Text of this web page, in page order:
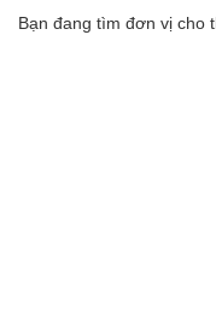
Bạn đang tìm đơn vị cho